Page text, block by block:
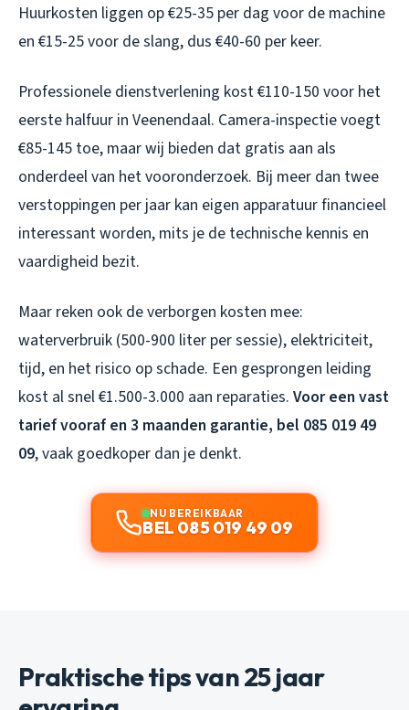
Huurkosten liggen op €25-35 per dag voor de machine
en €15-25 voor de slang, dus €40-60 per keer.
Professionele dienstverlening kost €110-150 voor het
eerste halfuur in Veenendaal. Camera-inspectie voegt
€85-145 toe, maar wij bieden dat gratis aan als
onderdeel van het vooronderzoek. Bij meer dan twee
verstoppingen per jaar kan eigen apparatuur financieel
interessant worden, mits je de technische kennis en
vaardigheid bezit.
Maar reken ook de verborgen kosten mee:
waterverbruik (500-900 liter per sessie), elektriciteit,
tijd, en het risico op schade. Een gesprongen leiding
kost al snel €1.500-3.000 aan reparaties. Voor een vast
tarief vooraf en 3 maanden garantie, bel 085 019 49
09, vaak goedkoper dan je denkt.
NU BEREIKBAAR
BEL 085 019 49 09
Praktische tips van 25 jaar